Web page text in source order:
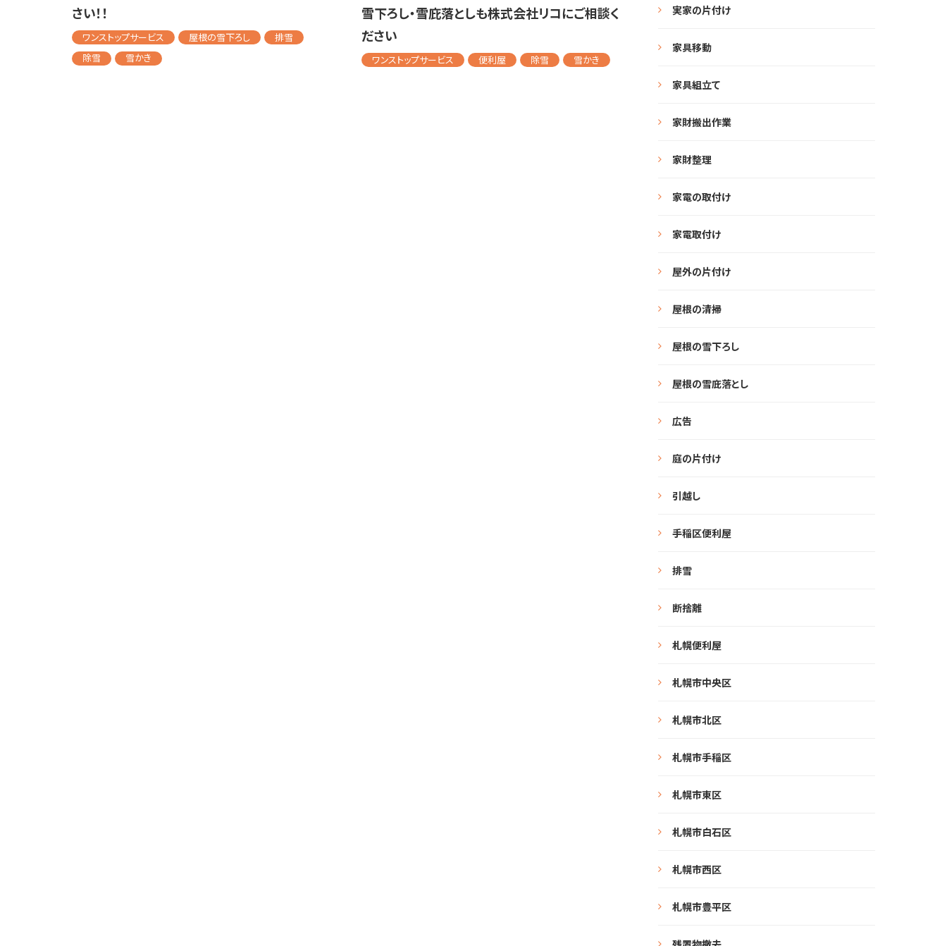
さい！！
ワンストップサービス 屋根の雪下ろし
排雪
除雪
雪かき
雪下ろし・雪庇落としも株式会社リコにご相談く
ださい
ワンストップサービス 便利屋 除雪 雪かき
実家の片付け
家具移動
家具組立て
家財搬出作業
家財整理
家電の取付け
家電取付け
屋外の片付け
屋根の清掃
屋根の雪下ろし
屋根の雪庇落とし
広告
庭の片付け
引越し
手稲区便利屋
排雪
断捨離
札幌便利屋
札幌市中央区
札幌市北区
札幌市手稲区
札幌市東区
札幌市白石区
札幌市西区
札幌市豊平区